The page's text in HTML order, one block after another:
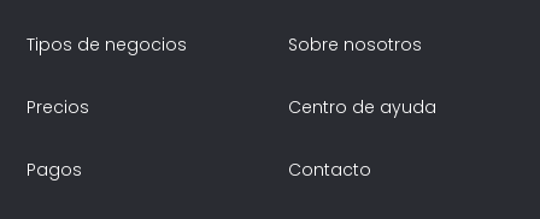
Tipos de negocios
Precios
Pagos
Sobre nosotros
Centro de ayuda
Contacto